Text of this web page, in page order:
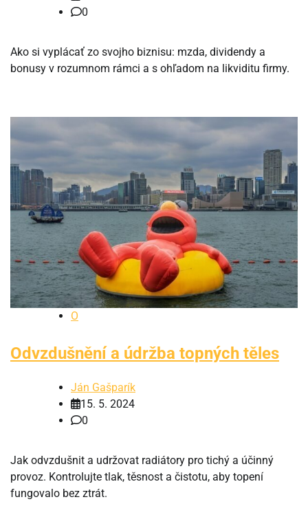
0
Ako si vyplácať zo svojho biznisu: mzda, dividendy a
bonusy v rozumnom rámci a s ohľadom na likviditu firmy.
O
Odvzdušnění a údržba topných těles
Ján Gašparík
15. 5. 2024
0
Jak odvzdušnit a udržovat radiátory pro tichý a účinný
provoz. Kontrolujte tlak, těsnost a čistotu, aby topení
fungovalo bez ztrát.